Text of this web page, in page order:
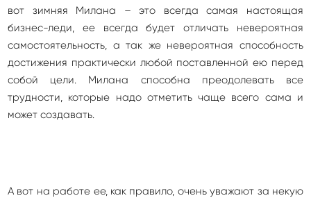
вот зимняя Милана – это всегда самая настоящая
бизнес-леди, ее всегда будет отличать невероятная
самостоятельность, а так же невероятная способность
достижения практически любой поставленной ею перед
собой цели. Милана способна преодолевать все
трудности, которые надо отметить чаще всего сама и
может создавать.
А вот на работе ее, как правило, очень уважают за некую